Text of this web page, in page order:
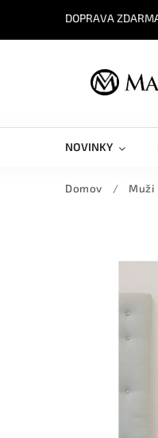
DOPRAVA
NOVINKY
Domov / Muži